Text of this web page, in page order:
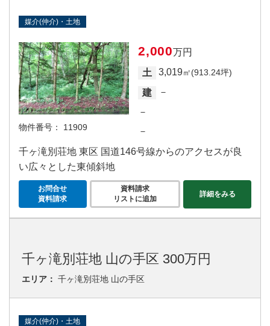
媒介(仲介)・土地
物件番号： 11909
2,000万円
土
3,019㎡(913.24坪)
建
－
－
－
千ヶ滝別荘地 東区 国道146号線からのアクセスが良
い広々とした東傾斜地
お問合せ
資料請求
資料請求
リストに追加
詳細をみる
千ヶ滝別荘地 山の手区 300万円
エリア： 千ヶ滝別荘地 山の手区
媒介(仲介)・土地